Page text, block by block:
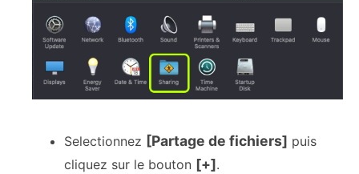
Selectionnez [Partage de fichiers] puis
cliquez sur le bouton [+].